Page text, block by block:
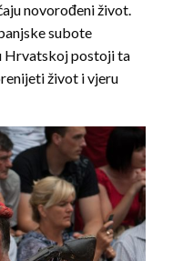
novorođeni život.
subote
Hrvatskoj postoji ta
život i vjeru